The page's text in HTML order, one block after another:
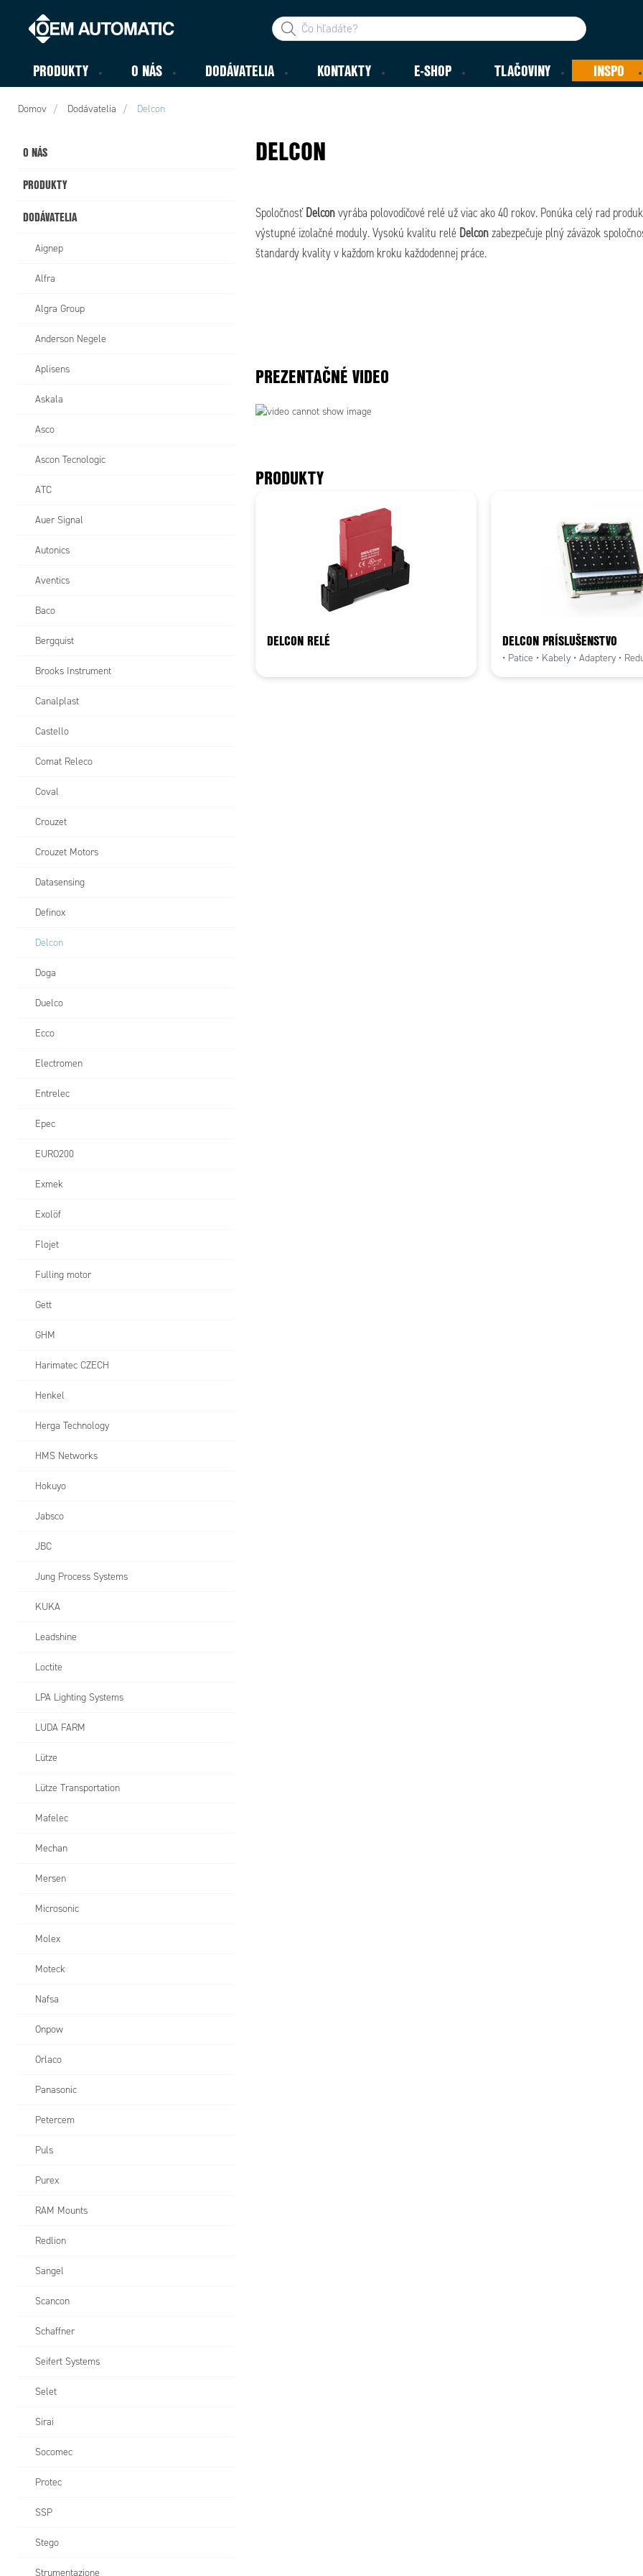
PRODUKTY O NÁS DODÁVATELIA KONTAKTY E-SHOP TLAČOVINY INSPO
Domov Dodávatelia Delcon
O NÁS
PRODUKTY
DODÁVATELIA
Aignep
Alfra
Algra Group
Anderson Negele
Aplisens
Askala
Asco
Ascon Tecnologic
ATC
Auer Signal
Autonics
Aventics
Baco
Bergquist
Brooks Instrument
Canalplast
Castello
Comat Releco
Coval
Crouzet
Crouzet Motors
Datasensing
Definox
Delcon
Doga
Duelco
Ecco
Electromen
Entrelec
Epec
EURO200
Exmek
Exolöf
Flojet
Fulling motor
Gett
GHM
Harimatec CZECH
Henkel
Herga Technology
HMS Networks
Hokuyo
Jabsco
JBC
Jung Process Systems
KUKA
Leadshine
Loctite
LPA Lighting Systems
LUDA FARM
Lütze
Lütze Transportation
Mafelec
Mechan
Mersen
Microsonic
Molex
Moteck
Nafsa
Onpow
Orlaco
Panasonic
Petercem
Puls
Purex
RAM Mounts
Redlion
Sangel
Scancon
Schaffner
Seifert Systems
Selet
Sirai
Socomec
Protec
SSP
Stego
Strumentazione
DELCON
SpoločnosťDelconvyrába polovodičové relé už viac ako 40 rokov. Ponúka celý rad
výstupné izolačné moduly. Vysokú kvalitu relé Delconzabezpečuje plný záväzok
štandardy kvality v každom kroku každodennej práce.
PREZENTAČNÉ VIDEO
PRODUKTY
DELCON RELÉ DELCON PRÍSLUŠENSTVO
• Patice • Kabely • Adaptery •